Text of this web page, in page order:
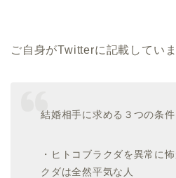
ご自身がTwitterに記載していま
結婚相手に求める３つの条件
・ヒトコブラクダを異常に
クダは全然平気な人